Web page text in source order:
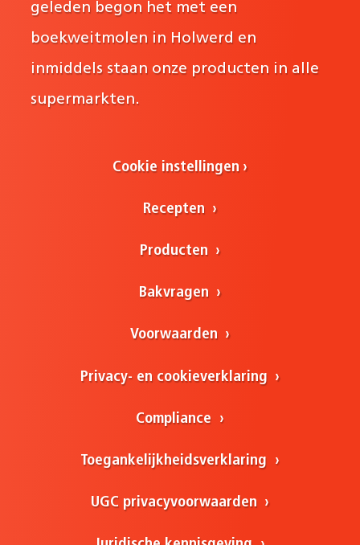
geleden begon het met een
boekweitmolen in Holwerd en
inmiddels staan onze producten in alle
supermarkten.
Cookie instellingen
Recepten
Producten
Bakvragen
Voorwaarden
Privacy- en cookieverklaring
Compliance
Toegankelijkheidsverklaring
UGC privacyvoorwaarden